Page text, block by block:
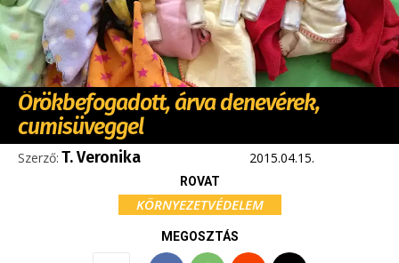
Örökbefogadott, árva denevérek,
cumisüveggel
Szerző: T. Veronika 2015.04.15.
ROVAT
KÖRNYEZETVÉDELEM
MEGOSZTÁS